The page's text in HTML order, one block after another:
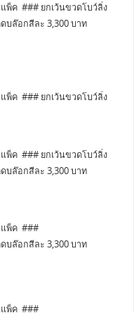
พ็ค ### ยกเว้นขวดโบว์ลิ่ง
บล๊อกสีละ 3,300 บาท
พ็ค ### ยกเว้นขวดโบว์ลิ่ง
พ็ค ### ยกเว้นขวดโบว์ลิ่ง
บล๊อกสีละ 3,300 บาท
แพ็ค ###
บล๊อกสีละ 3,300 บาท
แพ็ค ###